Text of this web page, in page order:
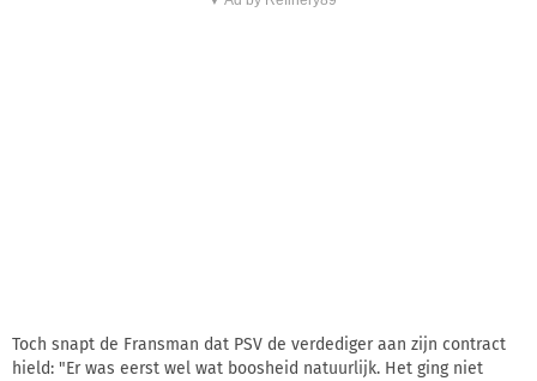
Toch snapt de Fransman dat PSV de verdediger aan zijn contract
hield: "Er was eerst wel wat boosheid natuurlijk. Het ging niet